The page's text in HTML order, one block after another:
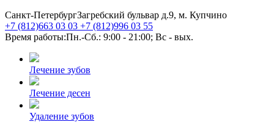
Санкт-ПетербургЗагребский бульвар д.9, м. Купчино
+7 (812)663 03 03 +7 (812)996 03 55
Время работы:Пн.-Сб.: 9:00 - 21:00; Вс - вых.
Лечение зубов
Лечение десен
Удаление зубов